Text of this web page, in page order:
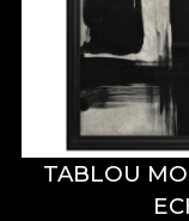
și design
VLAdiLA:
transformând
istoria șoptește
TABLOU